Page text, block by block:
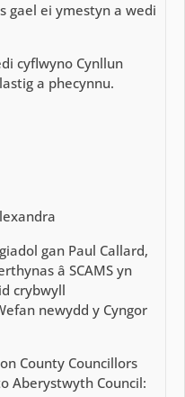
gael ei ymestyn a wedi
cyflwyno Cynllun
a phecynnu.
gan Paul Callard,
â SCAMS yn
crybwyll
newydd y Cyngor
County Councillors
Aberystwyth Council: